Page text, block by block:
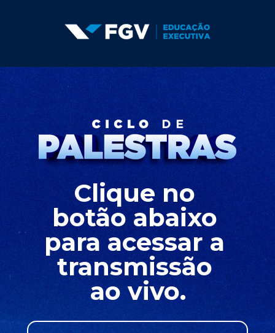
Clique no
botão abaixo
para acessar a
transmissão
ao vivo.